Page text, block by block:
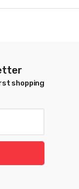
shopping